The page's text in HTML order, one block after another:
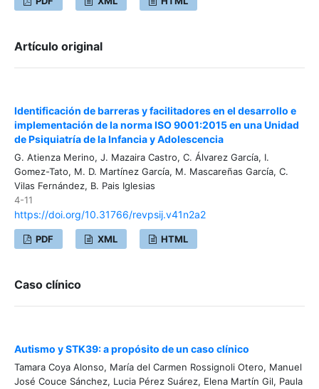
Artículo original
Identificación de barreras y facilitadores en el desarrollo e
implementación de la norma ISO 9001:2015 en una Unidad
de Psiquiatría de la Infancia y Adolescencia
G. Atienza Merino, J. Mazaira Castro, C. Álvarez García, I.
Gomez-Tato, M. D. Martínez García, M. Mascareñas García, C.
Vilas Fernández, B. Pais Iglesias
4-11
https://doi.org/10.31766/revpsij.v41n2a2
PDF XML HTML
Caso clínico
Autismo y STK39: a propósito de un caso clínico
Tamara Coya Alonso, María del Carmen Rossignoli Otero, Manuel
José Couce Sánchez, Lucia Pérez Suárez, Elena Martín Gil, Paula